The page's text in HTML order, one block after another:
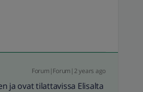
Forum|Forum|2 years ago
ja ovat tilattavissa Elisalta